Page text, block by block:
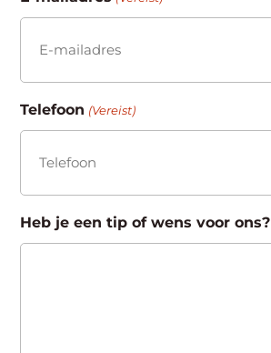
Telefoon (Vereist)
Heb je een tip of wens voor ons?